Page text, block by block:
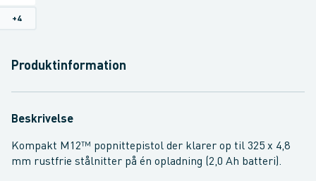
+4
Produktinformation
Beskrivelse
Kompakt M12™ popnittepistol der klarer op til 325 x 4,8
mm rustfrie stålnitter på én opladning (2,0 Ah batteri).